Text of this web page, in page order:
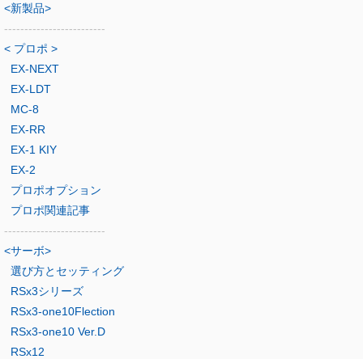
<新製品>
-------------------------
< プロポ >
EX-NEXT
EX-LDT
MC-8
EX-RR
EX-1 KIY
EX-2
プロポオプション
プロポ関連記事
-------------------------
<サーボ>
選び方とセッティング
RSx3シリーズ
RSx3-one10Flection
RSx3-one10 Ver.D
RSx12